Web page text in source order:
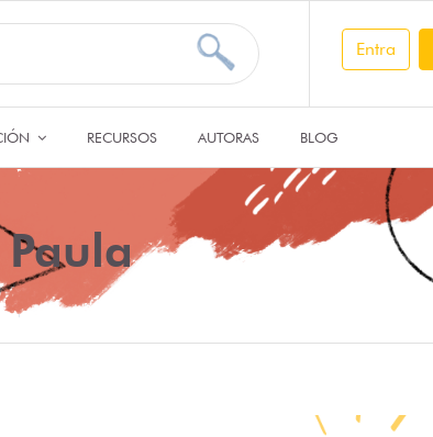
Entra
RECURSOS AUTORAS BLOG